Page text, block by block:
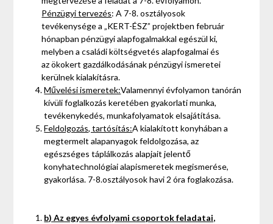
Pénzügyi tervezés: A 7-8. osztályosok
tevékenysége a „KERT-ÉSZ” projektben február
hónapban pénzügyi alapfogalmakkal egészül ki,
melyben a családi költségvetés alapfogalmai és
az ökokert gazdálkodásának pénzügyi ismeretei
kerülnek kialakításra.
Művelési ismeretek:Valamennyi évfolyamon tanórán
kívüli foglalkozás keretében gyakorlati munka,
tevékenykedés, munkafolyamatok elsajátítása.
Feldolgozás, tartósítás:A kialakított konyhában a
megtermelt alapanyagok feldolgozása, az
egészséges táplálkozás alapjait jelentő
konyhatechnológiai alapismeretek megismerése,
gyakorlása. 7-8.osztályosok havi 2 óra foglakozása.
b) Az egyes évfolyami csoportok feladatai,